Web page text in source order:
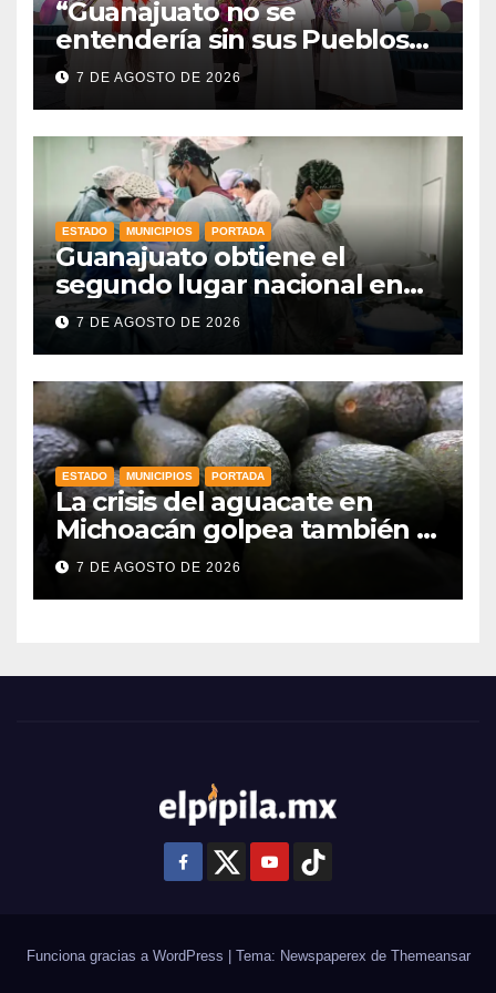
“Guanajuato no se
entendería sin sus Pueblos
Indígenas”: Libia Dennise
fortalece el orgullo del
7 DE AGOSTO DE 2026
ESTADO MUNICIPIOS PORTADA
Guanajuato obtiene el
segundo lugar nacional en
procuración de órganos
7 DE AGOSTO DE 2026
ESTADO MUNICIPIOS PORTADA
La crisis del aguacate en
Michoacán golpea también a
productores de Guanajuato
7 DE AGOSTO DE 2026
Funciona gracias a WordPress | Tema: Newspaperex de Themeansar